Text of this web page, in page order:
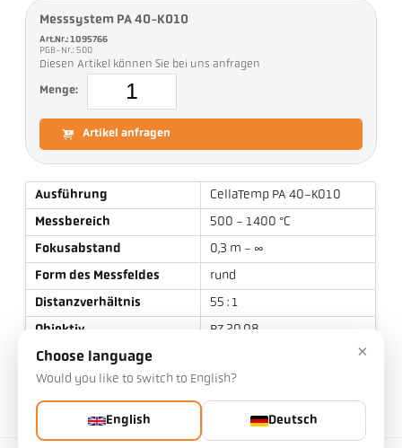
Messsystem PA 40-K010
Art.Nr.: 1095766
PGB-Nr.: 500
Diesen Artikel können Sie bei uns anfragen
Menge:
Artikel anfragen
Ausführung
CellaTemp PA 40-K010
Messbereich
500 - 1400 °C
Fokusabstand
0,3 m - ∞
Form des Messfeldes
rund
Distanzverhältnis
55 : 1
Objektiv
PZ 20.08
Messprinzip
Visiereinrichtung
Laser-Pilotlicht
×
Choose language
Would you like to switch to English?
English Deutsch